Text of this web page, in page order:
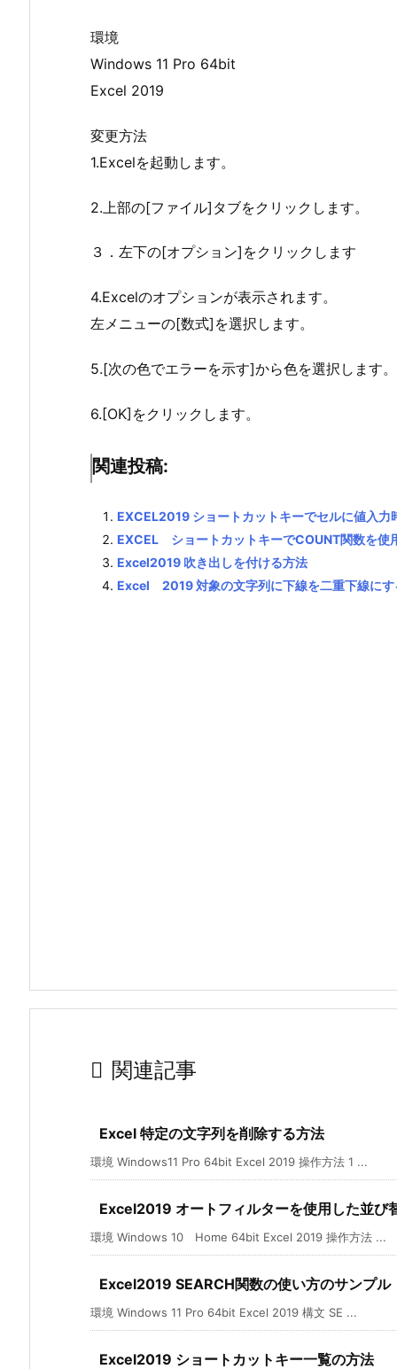
環境
Windows 11 Pro 64bit
Excel 2019
変更方法
1.Excelを起動します。
2.上部の[ファイル]タブをクリックします。
３．左下の[オプション]をクリックします
4.Excelのオプションが表示されます。
左メニューの[数式]を選択します。
5.[次の色でエラーを示す]から色を選択します。
6.[OK]をクリックします。
関連投稿:
EXCEL2019 ショートカットキーでセルに値入力
EXCEL ショートカットキーでCOUNT関数を使
Excel2019 吹き出しを付ける方法
Excel 2019 対象の文字列に下線を二重下線にす
 関連記事
Excel 特定の文字列を削除する方法
環境 Windows11 Pro 64bit Excel 2019 操作方法 1 ...
Excel2019 オートフィルターを使用した並び
環境 Windows 10 Home 64bit Excel 2019 操作方法 ...
Excel2019 SEARCH関数の使い方のサンプル
環境 Windows 11 Pro 64bit Excel 2019 構文 SE ...
Excel2019 ショートカットキー一覧の方法